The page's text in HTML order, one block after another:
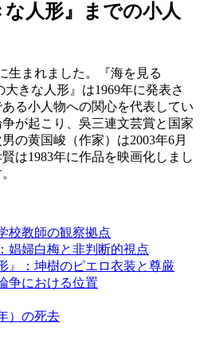
人形』までの小人
生まれました。『海を見る
大きな人形』は1969年に発表さ
る小人物への関心を代表してい
が起こり、吳三連文芸賞と国家
の黄国峻（作家）は2003年6月
は1983年に作品を映画化しまし
校教師の観察拠点
娼婦白梅と非判断的視点
』：坤樹のピエロ衣装と尊厳
争における位置
）の死去